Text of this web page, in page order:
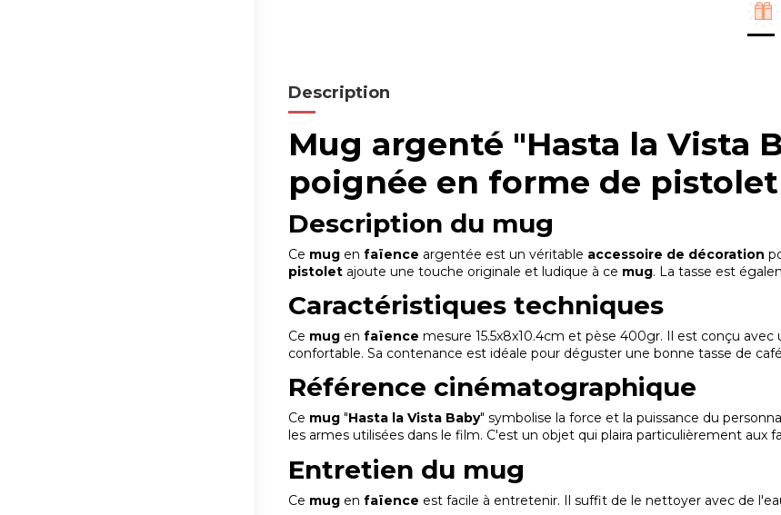
Description
Mug argenté "Hasta la Vista
poignée en forme de pistolet
Description du mug
Ce mug enfaïence argentée est un véritable accessoire de décoration
pistolet ajoute une touche originale et ludique à ce mug. La tasse est
Caractéristiques techniques
Ce mug enfaïence mesure 15.5x8x10.4cm et pèse 400gr. Il est conçu
confortable. Sa contenance est idéale pour déguster une bonne tasse de
Référence cinématographique
Ce mug "Hasta la Vista Baby" symbolise la force et la puissance du
les armes utilisées dans le film. C'est un objet qui plaira particulièrement aux
Entretien du mug
Ce mug enfaïence est facile à entretenir. Il suffit de le nettoyer avec de